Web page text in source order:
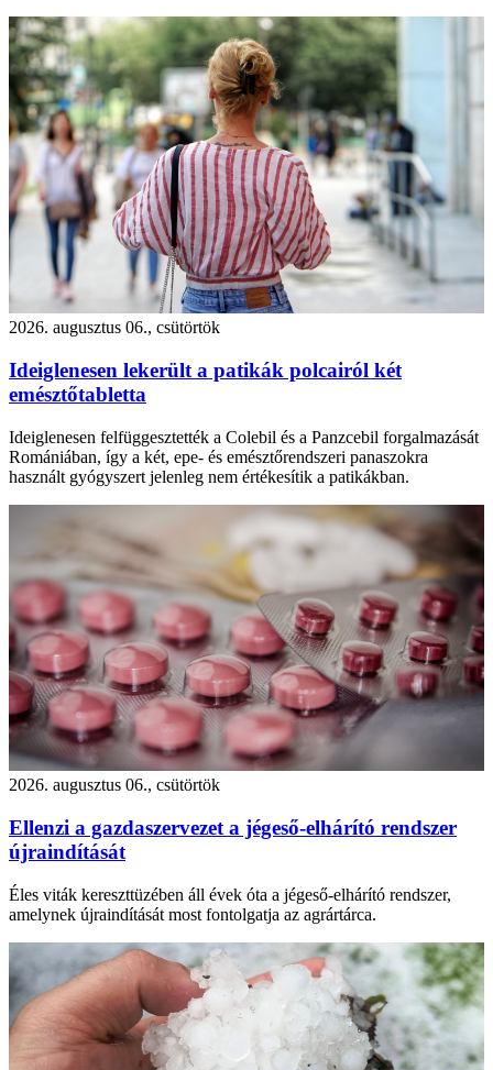
2026. augusztus 06., csütörtök
Ideiglenesen lekerült a patikák polcairól két
emésztőtabletta
Ideiglenesen felfüggesztették a Colebil és a Panzcebil forgalmazását
Romániában, így a két, epe- és emésztőrendszeri panaszokra
használt gyógyszert jelenleg nem értékesítik a patikákban.
2026. augusztus 06., csütörtök
Ellenzi a gazdaszervezet a jégeső-elhárító rendszer
újraindítását
Éles viták kereszttüzében áll évek óta a jégeső-elhárító rendszer,
amelynek újraindítását most fontolgatja az agrártárca.